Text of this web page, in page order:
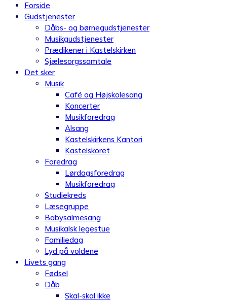
Forside
Gudstjenester
Dåbs- og børnegudstjenester
Musikgudstjenester
Prædikener i Kastelskirken
Sjælesorgssamtale
Det sker
Musik
Café og Højskolesang
Koncerter
Musikforedrag
Alsang
Kastelskirkens Kantori
Kastelskoret
Foredrag
Lørdagsforedrag
Musikforedrag
Studiekreds
Læsegruppe
Babysalmesang
Musikalsk legestue
Familiedag
Lyd på voldene
Livets gang
Fødsel
Dåb
Skal-skal ikke